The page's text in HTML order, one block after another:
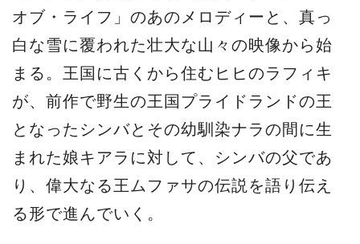
オブ・ライフ」のあのメロディーと、真っ
白な雪に覆われた壮大な山々の映像から始
まる。王国に古くから住むヒヒのラフィキ
が、前作で野生の王国プライドランドの王
となったシンバとその幼馴染ナラの間に生
まれた娘キアラに対して、シンバの父であ
り、偉大なる王ムファサの伝説を語り伝え
る形で進んでいく。